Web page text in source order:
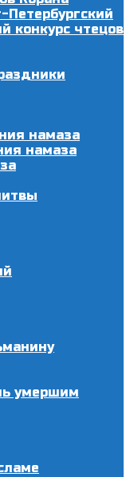
Петербургский
конкурс чтецов
намаза
намаза
умершим